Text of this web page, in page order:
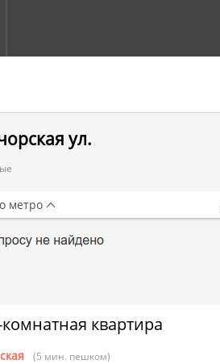
ул.
квартира
(5 мин. пешком)
метро